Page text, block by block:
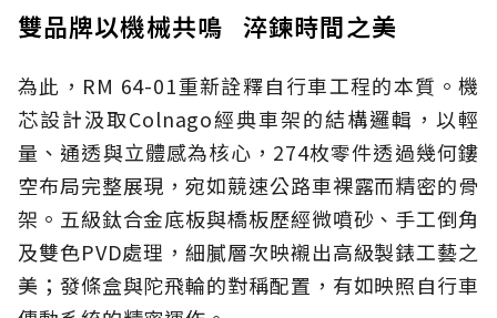
雙品牌以機械共鳴 淬鍊時間之美
為此，RM 64-01重新詮釋自行車工程的本質。機
芯設計汲取Colnago經典車架的結構邏輯，以輕
量、通透與立體感為核心，274枚零件透過幾何鏤
空布局完整展現，宛如競速公路車裸露而精密的骨
架。五級鈦合金底板與橋板歷經微噴砂、手工倒角
及雙色PVD處理，細膩層次映襯出高級製錶工藝之
美；發條盒與陀飛輪的對稱配置，有如映照自行車